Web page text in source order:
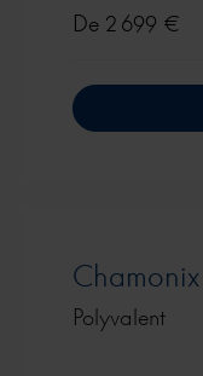
De 2 699 €
Chamonix
Polyvalent